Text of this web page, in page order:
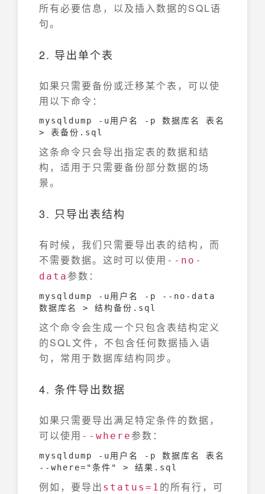
所有必要信息，以及插入数据的SQL语
句。
2. 导出单个表
如果只需要备份或迁移某个表，可以使
用以下命令：
mysqldump -u用户名 -p 数据库名 表名
> 表备份.sql
这条命令只会导出指定表的数据和结
构，适用于只需要备份部分数据的场
景。
3. 只导出表结构
有时候，我们只需要导出表的结构，而
不需要数据。这时可以使用 --no-
data参数：
mysqldump -u用户名 -p --no-data
数据库名 > 结构备份.sql
这个命令会生成一个只包含表结构定义
的SQL文件，不包含任何数据插入语
句，常用于数据库结构同步。
4. 条件导出数据
如果只需要导出满足特定条件的数据，
可以使用 --where参数：
mysqldump -u用户名 -p 数据库名 表名
--where="条件" > 结果.sql
例如，要导出 status=1 的所有行，可